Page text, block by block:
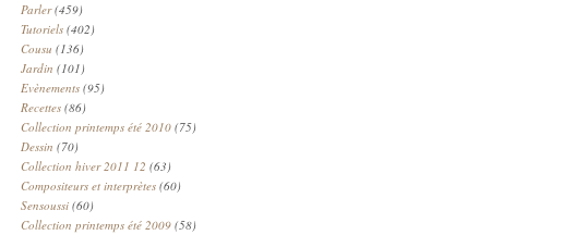
Parler(459)
Tutoriels (402)
Cousu (136)
Jardin (101)
Evènements (95)
Recettes (86)
Collection printemps été 2010 (75)
Dessin (70)
Collection hiver 2011 12 (63)
Compositeurs et interprètes (60)
Sensoussi (60)
Collection printemps été 2009 (58)